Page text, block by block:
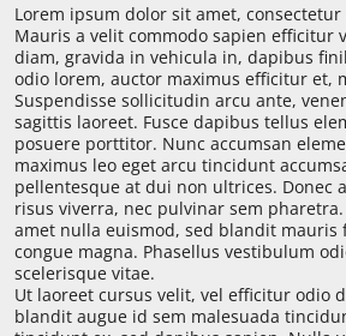
Lorem ipsum dolor sit amet,
Mauris a velit commodo sapien efficitur
diam, gravida in vehicula in, dapibus
odio lorem, auctor maximus efficitur et,
Suspendisse sollicitudin arcu ante,
sagittis laoreet. Fusce dapibus tellus
posuere porttitor. Nunc accumsan
maximus leo eget arcu tincidunt
pellentesque at dui non ultrices. Donec
risus viverra, nec pulvinar sem
amet nulla euismod, sed blandit mauris
congue magna. Phasellus vestibulum
scelerisque vitae.
Ut laoreet cursus velit, vel efficitur odio
blandit augue id sem malesuada